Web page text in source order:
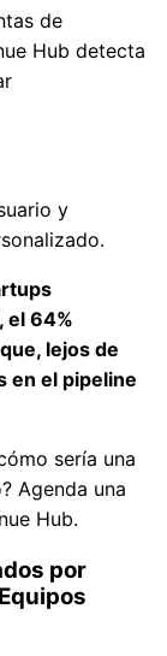
de
Hub detecta
y
el 64%
lejos de
en el pipeline
sería una
Agenda una
Hub.
por